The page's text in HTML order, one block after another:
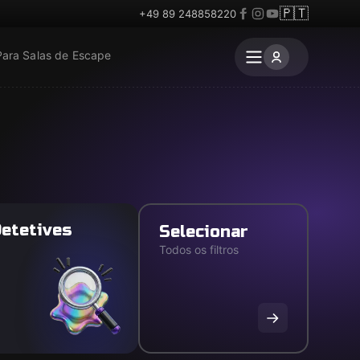
+49 89 248858220 🇵🇹
Salas de Escape
Selecionar
Todos os filtros